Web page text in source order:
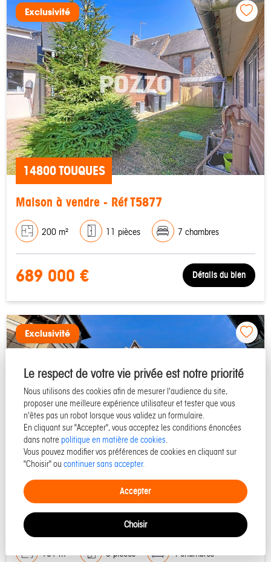
Le respect de votre vie privée est notre priorité
Nous utilisons des cookies afin de mesurer l'audience du site,
proposer une meilleure expérience utilisateur et tester que vous
n'êtes pas un robot lorsque vous validez un formulaire.
En cliquant sur "Accepter", vous acceptez les conditions énoncées
dans notre politique en matière de cookies.
Vous pouvez modifier vos préférences de cookies en cliquant sur
"Choisir" ou continuer sans accepter.
Accepter
Choisir
Exclusivité
14800 TOUQUES
Maison à vendre - Réf T5877
200 m² 11 pièces 7 chambres
689 000 € Détails du bien
Exclusivité
14360 TROUVILLE SUR MER
Maison à vendre - Réf T6100
101 m² 5 pièces 4 chambres